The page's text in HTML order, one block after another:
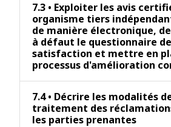
7.3 • Exploiter les avis
organisme tiers
de manière électronique,
à défaut le questionnaire de
satisfaction et mettre en
processus d'amélioration
7.4 • Décrire les modalités
traitement des
les parties prenantes